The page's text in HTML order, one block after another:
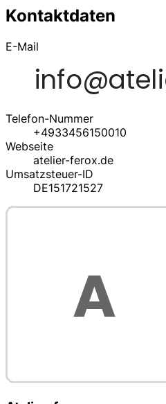
Kontaktdaten
E-Mail
Telefon-Nummer
+4933456150010
Webseite
atelier-ferox.de
Umsatzsteuer-ID
DE151721527